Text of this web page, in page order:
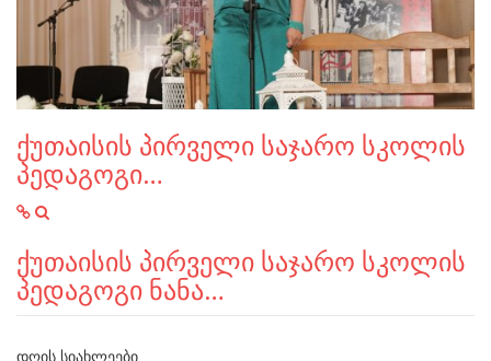
ქუთაისის პირველი საჯარო სკოლის
პედაგოგი…
ქუთაისის პირველი საჯარო სკოლის
პედაგოგი ნანა…
ᲓᲦᲘᲡ ᲡᲘᲐᲮᲚᲔᲔᲑᲘ